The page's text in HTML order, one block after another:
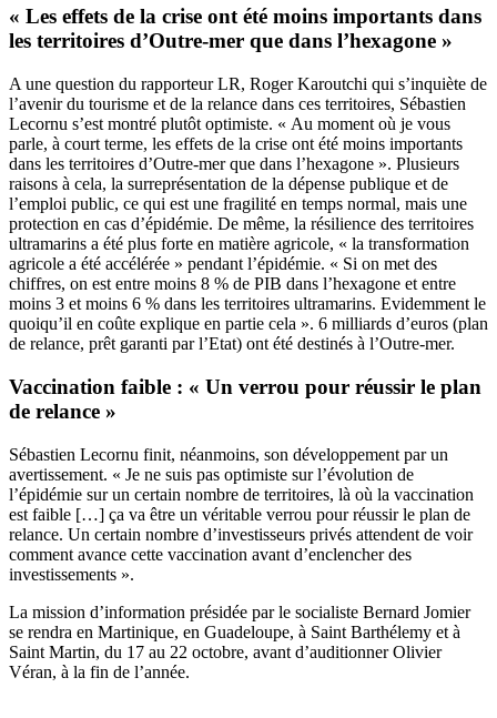
« Les effets de la crise ont été moins importants dans
les territoires d’Outre-mer que dans l’hexagone »
A une question du rapporteur LR, Roger Karoutchi qui s’inquiète de
l’avenir du tourisme et de la relance dans ces territoires, Sébastien
Lecornu s’est montré plutôt optimiste. « Au moment où je vous
parle, à court terme, les effets de la crise ont été moins importants
dans les territoires d’Outre-mer que dans l’hexagone ». Plusieurs
raisons à cela, la surreprésentation de la dépense publique et de
l’emploi public, ce qui est une fragilité en temps normal, mais une
protection en cas d’épidémie. De même, la résilience des territoires
ultramarins a été plus forte en matière agricole, « la transformation
agricole a été accélérée » pendant l’épidémie. « Si on met des
chiffres, on est entre moins 8 % de PIB dans l’hexagone et entre
moins 3 et moins 6 % dans les territoires ultramarins. Evidemment le
quoiqu’il en coûte explique en partie cela ». 6 milliards d’euros (plan
de relance, prêt garanti par l’Etat) ont été destinés à l’Outre-mer.
Vaccination faible : « Un verrou pour réussir le plan
de relance »
Sébastien Lecornu finit, néanmoins, son développement par un
avertissement. « Je ne suis pas optimiste sur l’évolution de
l’épidémie sur un certain nombre de territoires, là où la vaccination
est faible […] ça va être un véritable verrou pour réussir le plan de
relance. Un certain nombre d’investisseurs privés attendent de voir
comment avance cette vaccination avant d’enclencher des
investissements ».
La mission d’information présidée par le socialiste Bernard Jomier
se rendra en Martinique, en Guadeloupe, à Saint Barthélemy et à
Saint Martin, du 17 au 22 octobre, avant d’auditionner Olivier
Véran, à la fin de l’année.